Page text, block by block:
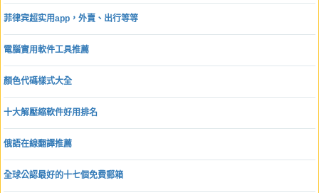
菲律宾超实用app，外賣、出行等等
電腦實用軟件工具推薦
顏色代碼樣式大全
十大解壓縮軟件好用排名
俄語在線翻譯推薦
全球公認最好的十七個免費郵箱